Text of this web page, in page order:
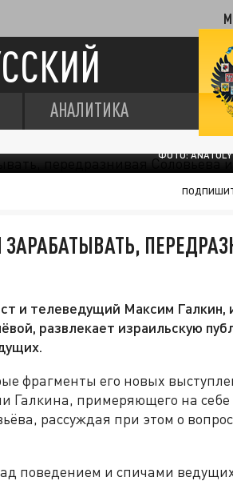
АНАЛИТИКА
ФОТО: ANATOLY
и телеведущий Максим Галкин,
развлекает израильскую
фрагменты его новых
Галкина, примеряющего на себе
рассуждая при этом о
поведением и спичами